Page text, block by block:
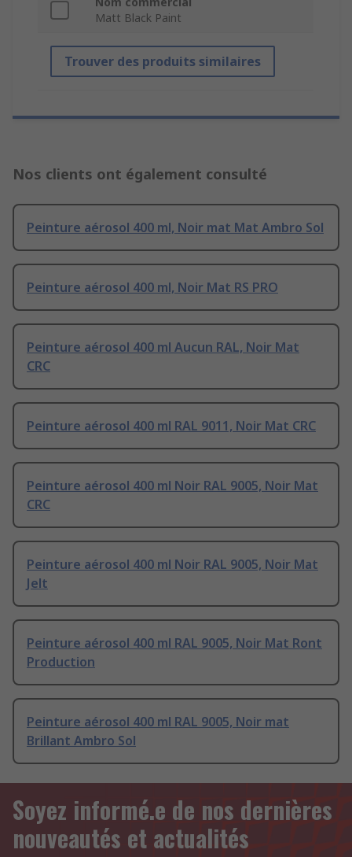
Matt Black Paint
Trouver des produits similaires
Nos clients ont également consulté
Peinture aérosol 400 ml, Noir mat Mat Ambro Sol
Peinture aérosol 400 ml, Noir Mat RS PRO
Peinture aérosol 400 ml Aucun RAL, Noir Mat
CRC
Peinture aérosol 400 ml RAL 9011, Noir Mat CRC
Peinture aérosol 400 ml Noir RAL 9005, Noir Mat
CRC
Peinture aérosol 400 ml Noir RAL 9005, Noir Mat
Jelt
Peinture aérosol 400 ml RAL 9005, Noir Mat Ront
Production
Peinture aérosol 400 ml RAL 9005, Noir mat
Brillant Ambro Sol
Soyez informé.e de nos dernières
nouveautés et actualités